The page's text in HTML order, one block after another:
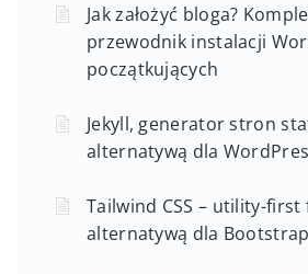
Jak założyć bloga?
przewodnik instalacji
początkujących
Jekyll, generator stron
alternatywą dla
Tailwind CSS – utility-
alternatywą dla Bootstrap